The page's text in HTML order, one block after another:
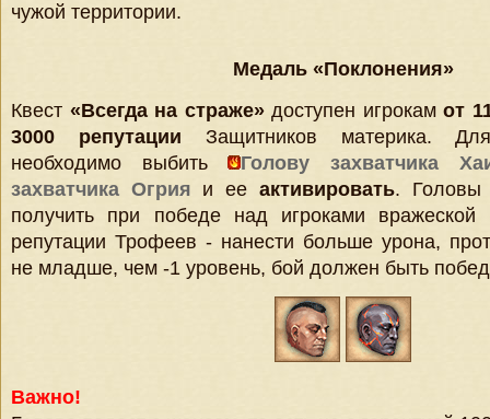
чужой территории.
Медаль «Поклонения»
Квест «Всегда на страже»доступен игрокамот
3000 репутации Защитников материка.
необходимо выбить
Голову захватчика
захватчика Огрия и ее активировать. Головы
получить при победе над игроками
репутации Трофеев - нанести больше урона,
не младше, чем -1 уровень, бой должен быть
Важно!